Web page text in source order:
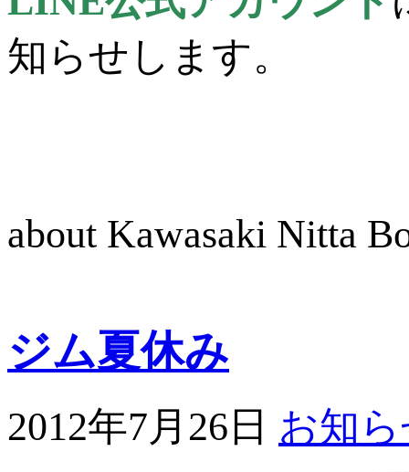
知らせします。
about Kawasaki Nitta
ジム夏休み
2012年7月26日 お知